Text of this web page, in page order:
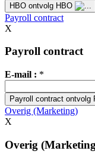
HBO ontvolg HBO
Payroll contract
X
Payroll contract
E-mail : *
Payroll contract ontvolg
Overig (Marketing)
X
Overig